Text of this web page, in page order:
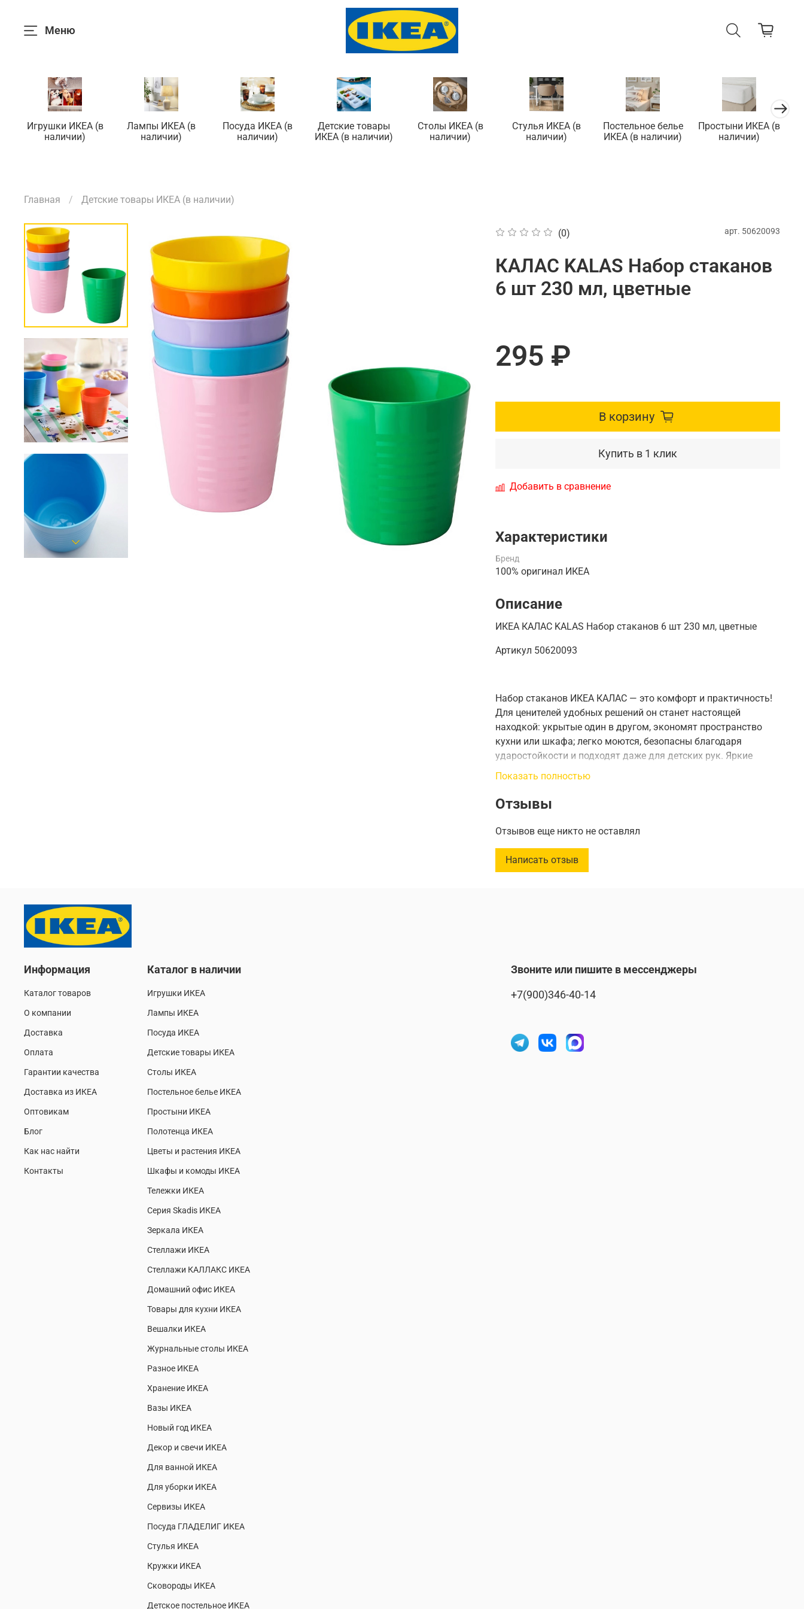
Меню
Игрушки ИКЕА (в
наличии)
Лампы ИКЕА (в
наличии)
Посуда ИКЕА (в
наличии)
Детские товары
ИКЕА (в наличии)
Столы ИКЕА (в
наличии)
Стулья ИКЕА (в
наличии)
Постельное белье
ИКЕА (в наличии)
Простыни ИКЕА (в
наличии)
Главная Детские товары ИКЕА (в наличии)
(0) арт. 50620093
КАЛАС KALAS Набор стаканов
6 шт 230 мл, цветные
295 ₽
В корзину
Купить в 1 клик
Добавить в сравнение
Характеристики
Бренд
100% оригинал ИКЕА
Описание
ИКЕА КАЛАС KALAS Набор стаканов 6 шт 230 мл, цветные
Артикул 50620093
Набор стаканов ИКЕА КАЛАС — это комфорт и практичность!
Для ценителей удобных решений он станет настоящей
находкой: укрытые один в другом, экономят пространство
кухни или шкафа; легко моются, безопасны благодаря
ударостойкости и подходят даже для детских рук. Яркие
цвета поднимут настроение и помогут различать напитки
пригодятся в походе либо на природе.
Количество в упаковке:
Емкость:230 мл
Показать полностью
Отзывы
Отзывов еще никто не оставлял
Написать отзыв
Информация
Каталог товаров
О компании
Доставка
Оплата
Гарантии качества
Доставка из ИКЕА
Оптовикам
Блог
Как нас найти
Контакты
Каталог в наличии
Игрушки ИКЕА
Лампы ИКЕА
Посуда ИКЕА
Детские товары ИКЕА
Столы ИКЕА
Постельное белье ИКЕА
Простыни ИКЕА
Полотенца ИКЕА
Цветы и растения ИКЕА
Шкафы и комоды ИКЕА
Тележки ИКЕА
Серия Skadis ИКЕА
Зеркала ИКЕА
Стеллажи ИКЕА
Стеллажи КАЛЛАКС ИКЕА
Домашний офис ИКЕА
Товары для кухни ИКЕА
Вешалки ИКЕА
Журнальные столы ИКЕА
Разное ИКЕА
Хранение ИКЕА
Вазы ИКЕА
Новый год ИКЕА
Декор и свечи ИКЕА
Для ванной ИКЕА
Для уборки ИКЕА
Сервизы ИКЕА
Посуда ГЛАДЕЛИГ ИКЕА
Стулья ИКЕА
Кружки ИКЕА
Сковороды ИКЕА
Детское постельное ИКЕА
Звоните или пишите в мессенджеры
+7(900)346-40-14